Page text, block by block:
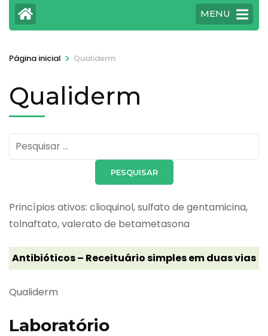
MENU
Página inicial > Qualiderm
Qualiderm
Pesquisar
por:
Princípios ativos: clioquinol, sulfato de gentamicina,
tolnaftato, valerato de betametasona
Antibióticos – Receituário simples em duas vias
Qualiderm
Laboratório